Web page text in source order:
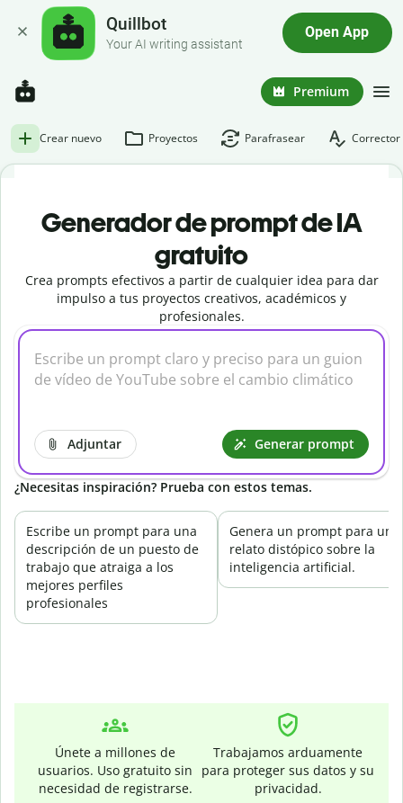
Quillbot
Your AI writing assistant
Open App
Premium
Crear nuevo Proyectos Parafrasear
Generador de prompt de IA
gratuito
Crea prompts efectivos a partir de cualquier idea para dar
impulso a tus proyectos creativos, académicos y
profesionales.
Adjuntar Generar prompt
¿Necesitas inspiración? Prueba con estos temas.
Escribe un prompt para una
descripción de un puesto de
trabajo que atraiga a los
mejores perfiles
profesionales
Genera un prompt para un
relato distópico sobre la
inteligencia artificial.
Únete a millones de
usuarios. Uso gratuito sin
necesidad de registrarse.
Trabajamos arduamente
para proteger sus datos y su
privacidad.